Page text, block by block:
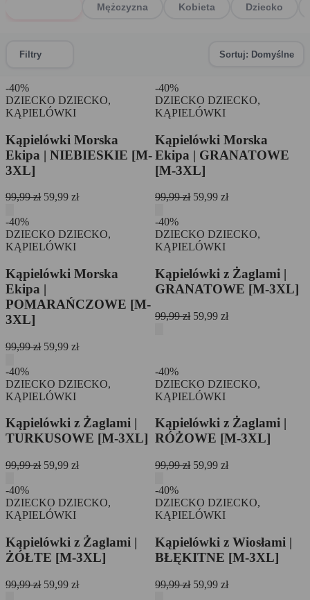
Mężczyzna Kobieta Dziecko
Filtry Sortuj: Domyślne
-40%
DZIECKO DZIECKO,
KĄPIELÓWKI
Kąpielówki Morska
Ekipa | NIEBIESKIE [M-
3XL]
99,99zł Pierwotna
99,99 zł.
59,99 złAktualna
59,99 zł.
-40%
DZIECKO DZIECKO,
KĄPIELÓWKI
Kąpielówki Morska
Ekipa | GRANATOWE
[M-3XL]
99,99zł Pierwotna
99,99 zł.
59,99 złAktualna
59,99 zł.
-40%
DZIECKO DZIECKO,
KĄPIELÓWKI
Kąpielówki Morska
Ekipa |
POMARAŃCZOWE [M-
3XL]
99,99zł Pierwotna
99,99 zł.
59,99 złAktualna
59,99 zł.
-40%
DZIECKO DZIECKO,
KĄPIELÓWKI
Kąpielówki z Żaglami |
GRANATOWE [M-3XL]
99,99zł Pierwotna
59,99 złAktualna
-40%
DZIECKO DZIECKO,
KĄPIELÓWKI
Kąpielówki z Żaglami |
TURKUSOWE [M-3XL]
99,99zł Pierwotna
99,99 zł.
59,99 złAktualna
59,99 zł.
-40%
DZIECKO DZIECKO,
KĄPIELÓWKI
Kąpielówki z Żaglami |
RÓŻOWE [M-3XL]
99,99zł Pierwotna
99,99 zł.
59,99 złAktualna
59,99 zł.
-40%
DZIECKO DZIECKO,
KĄPIELÓWKI
Kąpielówki z Żaglami |
ŻÓŁTE [M-3XL]
99,99zł Pierwotna
59,99 złAktualna
-40%
DZIECKO DZIECKO,
KĄPIELÓWKI
Kąpielówki z Wiosłami |
BŁĘKITNE [M-3XL]
99,99zł Pierwotna
59,99 złAktualna